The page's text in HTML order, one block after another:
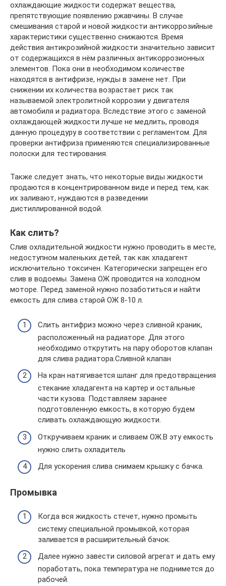
охлаждающие жидкости содержат вещества,
препятствующие появлению ржавчины. В случае
смешивания старой и новой жидкости антикоррозийные
характеристики существенно снижаются. Время
действия антикрозийной жидкости значительно зависит
от содержащихся в нём различных антикоррозионных
элементов. Пока они в необходимом количестве
находятся в антифризе, нужды в замене нет. При
снижении их количества возрастает риск так
называемой электролитной коррозии у двигателя
автомобиля и радиатора. Вследствие этого с заменой
охлаждающей жидкости лучше не медлить, проводя
данную процедуру в соответствии с регламентом. Для
проверки антифриза применяются специализированные
полоски для тестирования.
Также следует знать, что некоторые виды жидкости
продаются в концентрированном виде и перед тем, как
их заливают, нуждаются в разведении
дистиллированной водой.
Как слить?
Слив охладительной жидкости нужно проводить в месте,
недоступном маленьких детей, так как хладагент
исключительно токсичен. Категорически запрещен его
слив в водоемы. Замена ОЖ проводится на холодном
моторе. Перед заменой нужно позаботиться и найти
емкость для слива старой ОЖ 8-10 л.
Слить антифриз можно через сливной краник,
расположенный на радиаторе. Для этого
необходимо открутить на пару оборотов клапан
для слива радиатора.Сливной клапан
На кран натягивается шланг для предотвращения
стекание хладагента на картер и остальные
части кузова. Подставляем заранее
подготовленную емкость, в которую будем
сливать охлаждающую жидкости.
Откручиваем краник и сливаем ОЖ.В эту емкость
нужно слить охладитель
Для ускорения слива снимаем крышку с бачка.
Промывка
Когда вся жидкость стечет, нужно промыть
систему специальной промывкой, которая
заливается в расширительный бачок.
Далее нужно завести силовой агрегат и дать ему
поработать, пока температура не поднимется до
рабочей.